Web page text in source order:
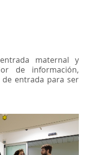
maternal y
de información,
entrada para ser